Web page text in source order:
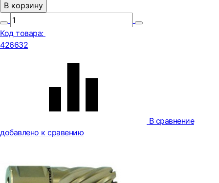
В корзину
Код товара:
426632
В сравнение
добавлено к сравению